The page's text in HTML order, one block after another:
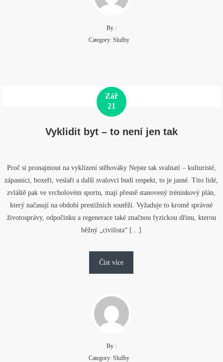
By :
Category: Služby
Zář
21
Vyklidit byt – to není jen tak
Proč si pronajmout na vyklízení stěhováky Nejste tak svalnatí – kulturisté,
zápasníci, boxeři, veslaři a další svalovci budí respekt, to je jasné. Tito lidé,
zvláště pak ve vrcholovém sportu, mají přesně stanovený tréninkový plán,
který načasují na období prestižních soutěží. Vyžaduje to kromě správné
životosprávy, odpočinku a regenerace také značnou fyzickou dřinu, kterou
běžný „civilista“ […]
Číst více
By :
Category: Služby